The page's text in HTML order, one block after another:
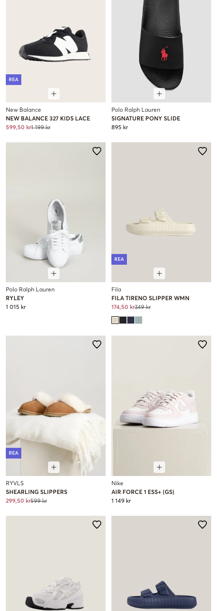
REA
New Balance
NEW BALANCE 327 KIDS LACE
599,50 kr1 199 kr
Polo Ralph Lauren
SIGNATURE PONY SLIDE
895 kr
Polo Ralph Lauren
RYLEY
1 015 kr
REA
Fila
FILA TIRENO SLIPPER WMN
174,50 kr349 kr
REA
RYVLS
SHEARLING SLIPPERS
299,50 kr599 kr
Nike
AIR FORCE 1 ESS+ (GS)
1 149 kr